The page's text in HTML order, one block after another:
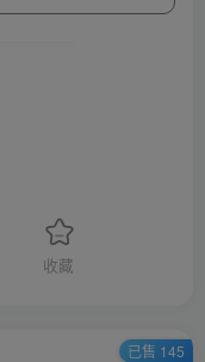
收藏
已售 145